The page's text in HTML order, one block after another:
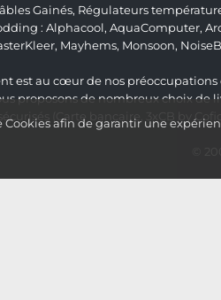
afin de garantir une
Gainés, Régulateurs
: Alphacool, AquaComputer,
, Mayhems, Monsoon,
est au cœur de nos
proposons de nombreux choix de
(Carte bancaire, 3xCB by